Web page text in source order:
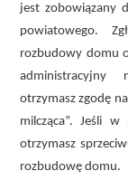
jest zobowiązany
powiatowego.
rozbudowy domu
administracyjny
otrzymasz zgodę
milcząca”. Jeśli
otrzymasz
rozbudowę domu.